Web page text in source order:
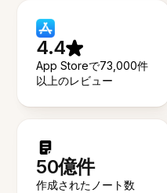
4.4
App Storeで73,000件
以上のレビュー
50億件
作成されたノート数